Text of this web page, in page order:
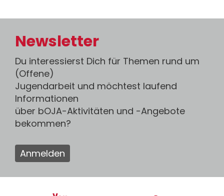
Newsletter
Du interessierst Dich für Themen rund um
(Offene)
Jugendarbeit und möchtest laufend
Informationen
über bOJA-Aktivitäten und -Angebote
bekommen?
Anmelden